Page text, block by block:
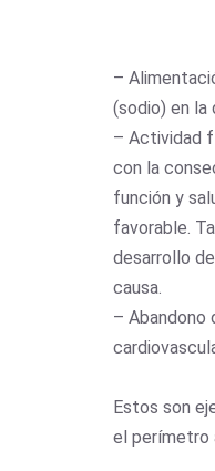
–
(sodio) en la
– Actividad
con la
función y
favorable.
desarrollo
causa.
– Abandono
Estos son
el perímetro